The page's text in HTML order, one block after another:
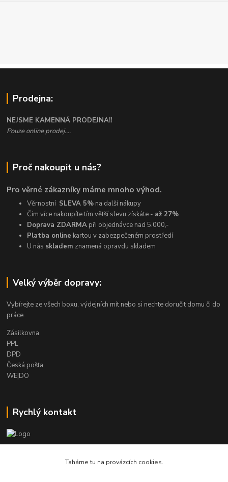
Prodejna:
NEJSME KAMENNÁ PRODEJNA!!
Pouze online prodej....
Proč nakoupit u nás?
Pro věrné zákazníky máme mnoho výhod.
Věrnostní SLEVA 5% na další nákupy
Čím více nakoupíte tím větší slevu získáte - až 27%
Doprava ZDARMA při objednávce nad 5.000,-
Platba online kartou v zabezpečeném prostředí
U nás skladem znamená opravdu skladem
Velký výběr dopravy:
Vybírejte ze všech boxu, výdejních mít nebo si nechte doručit domu či do
práce.
Zásilkovna
PPL
DPD
Česká pošta
WE|DO
Rychlý kontakt
info@armygalanterie.czTaháme tu na provázcích cookies.